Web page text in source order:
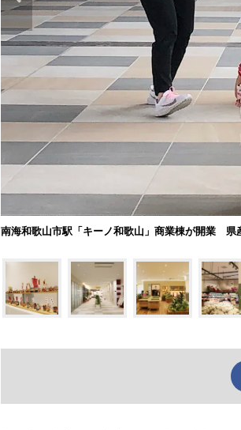
南海和歌山市駅「キーノ和歌山」商業棟が開業 県